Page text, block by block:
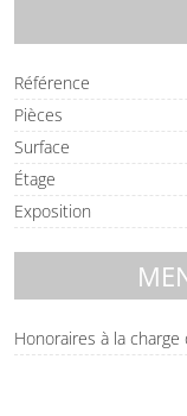
Référence
Pièces
Surface
Étage
Exposition
Honoraires à la